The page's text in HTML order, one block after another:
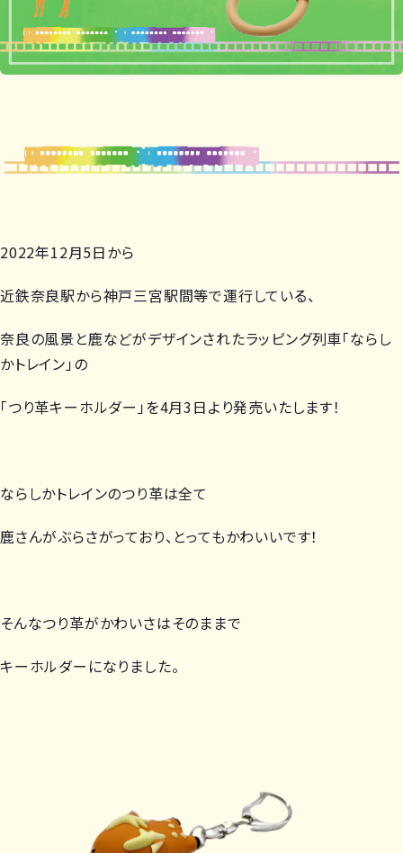
2022年12月5日から
近鉄奈良駅から神戸三宮駅間等で運行している、
奈良の風景と鹿などがデザインされたラッピング列車「ならし
かトレイン」の
「つり革キーホルダー」を4月3日より発売いたします！
ならしかトレインのつり革は全て
鹿さんがぶらさがっており、とってもかわいいです！
そんなつり革がかわいさはそのままで
キーホルダーになりました。